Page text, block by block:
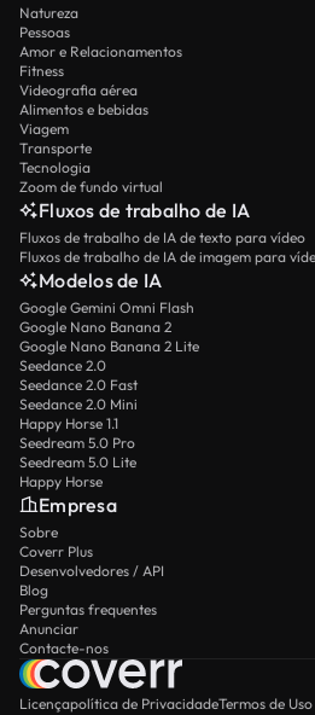
Natureza
Pessoas
Amor e Relacionamentos
Fitness
Videografia aérea
Alimentos e bebidas
Viagem
Transporte
Tecnologia
Zoom de fundo virtual
Fluxos de trabalho de IA
Fluxos de trabalho de IA de texto para vídeo
Fluxos de trabalho de IA de imagem para
Modelos de IA
Google Gemini Omni Flash
Google Nano Banana 2
Google Nano Banana 2 Lite
Seedance 2.0
Seedance 2.0 Fast
Seedance 2.0 Mini
Happy Horse 1.1
Seedream 5.0 Pro
Seedream 5.0 Lite
Happy Horse
Empresa
Sobre
Coverr Plus
Desenvolvedores / API
Blog
Perguntas frequentes
Anunciar
Contacte-nos
Licençapolítica de PrivacidadeTermos de Uso